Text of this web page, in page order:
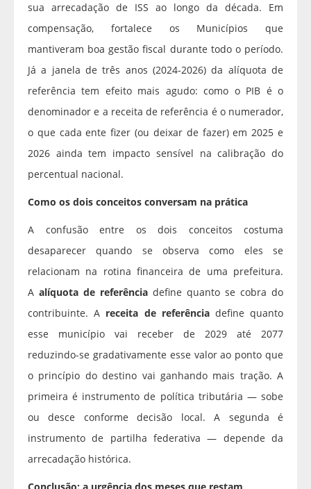
sua arrecadação de ISS ao longo da década. Em
compensação, fortalece os Municípios que
mantiveram boa gestão fiscal durante todo o período.
Já a janela de três anos (2024‑2026) da alíquota de
referência tem efeito mais agudo: como o PIB é o
denominador e a receita de referência é o numerador,
o que cada ente fizer (ou deixar de fazer) em 2025 e
2026 ainda tem impacto sensível na calibração do
percentual nacional.
Como os dois conceitos conversam na prática
A confusão entre os dois conceitos costuma
desaparecer quando se observa como eles se
relacionam na rotina financeira de uma prefeitura.
A alíquota de referência define quanto se cobra do
contribuinte. A receita de referênciadefine quanto
esse município vai receber de 2029 até 2077
reduzindo-se gradativamente esse valor ao ponto que
o princípio do destino vai ganhando mais tração. A
primeira é instrumento de política tributária — sobe
ou desce conforme decisão local. A segunda é
instrumento de partilha federativa — depende da
arrecadação histórica.